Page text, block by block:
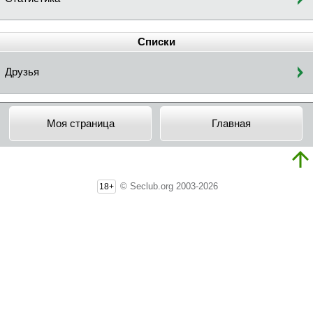
Списки
Друзья
Моя страница Главная
18+ © Seclub.org 2003-2026